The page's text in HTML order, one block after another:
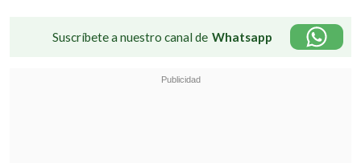
Suscríbete a nuestro canal de Whatsapp